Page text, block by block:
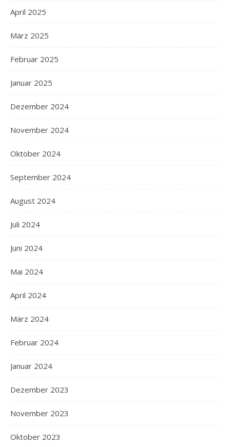
April 2025
März 2025
Februar 2025
Januar 2025
Dezember 2024
November 2024
Oktober 2024
September 2024
August 2024
Juli 2024
Juni 2024
Mai 2024
April 2024
März 2024
Februar 2024
Januar 2024
Dezember 2023
November 2023
Oktober 2023